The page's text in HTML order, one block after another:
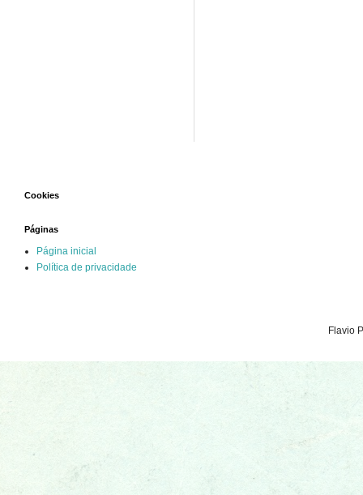
Cookies
Páginas
Página inicial
Política de privacidade
Flavio